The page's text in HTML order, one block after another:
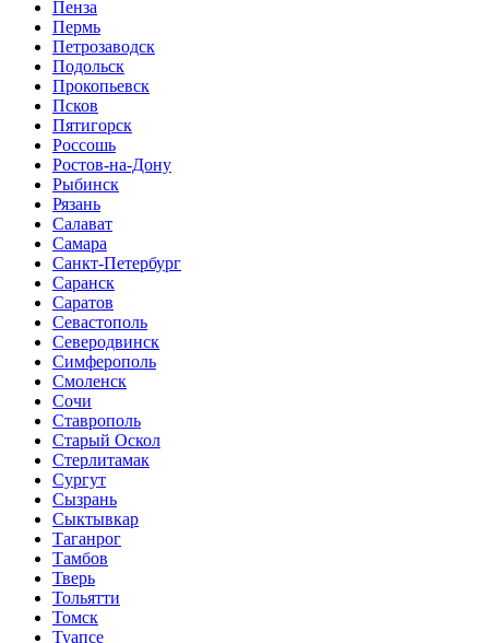
Пенза
Пермь
Петрозаводск
Подольск
Прокопьевск
Псков
Пятигорск
Россошь
Ростов-на-Дону
Рыбинск
Рязань
Салават
Самара
Санкт-Петербург
Саранск
Саратов
Севастополь
Северодвинск
Симферополь
Смоленск
Сочи
Ставрополь
Старый Оскол
Стерлитамак
Сургут
Сызрань
Сыктывкар
Таганрог
Тамбов
Тверь
Тольятти
Томск
Туапсе